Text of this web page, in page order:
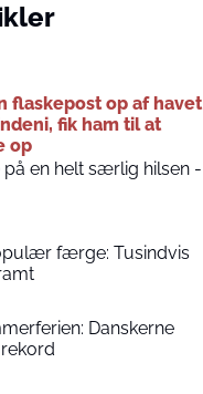
flaskepost op af havet
fik ham til at
op
på en helt særlig hilsen -
færge: Tusindvis
Danskerne